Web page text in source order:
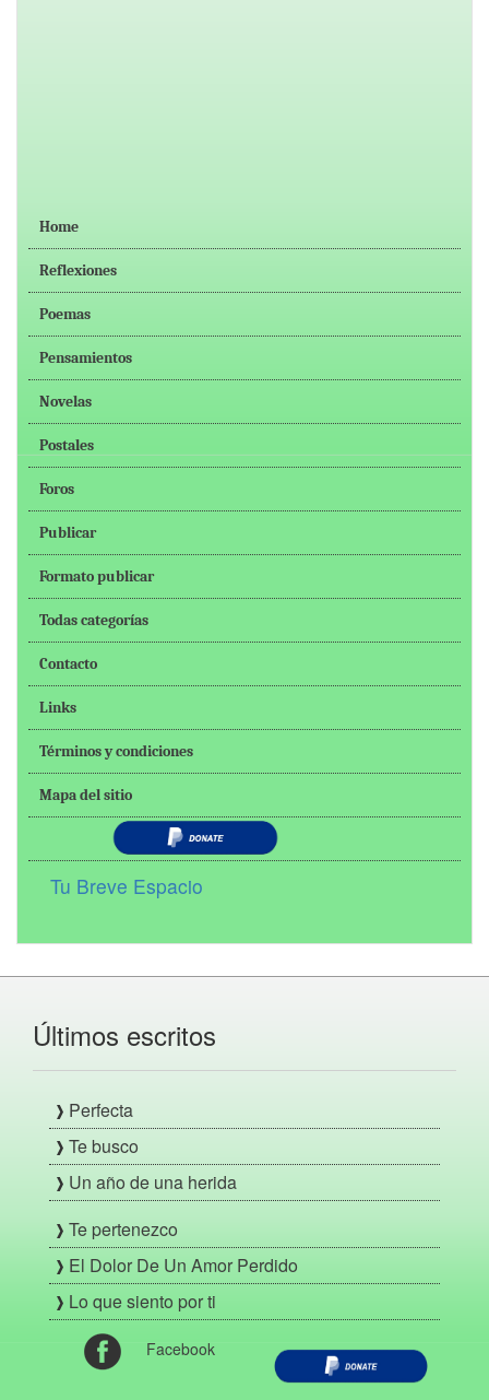
Home
Reflexiones
Poemas
Pensamientos
Novelas
Postales
Foros
Publicar
Formato publicar
Todas categorías
Contacto
Links
Términos y condiciones
Mapa del sitio
Tu Breve Espacio
Últimos escritos
Perfecta
Te busco
Un año de una herida
Te pertenezco
El Dolor De Un Amor Perdido
Lo que siento por ti
Facebook